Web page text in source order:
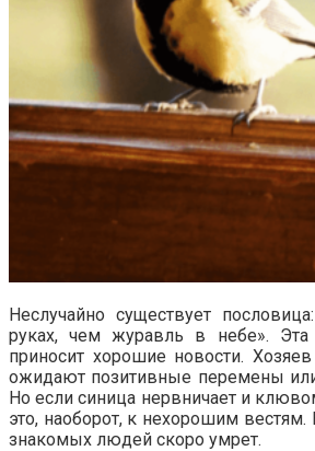
Неслучайно существует
руках, чем журавль в небе».
приносит хорошие новости.
ожидают позитивные перемены
Но если синица нервничает и
это, наоборот, к нехорошим
знакомых людей скоро умрет.